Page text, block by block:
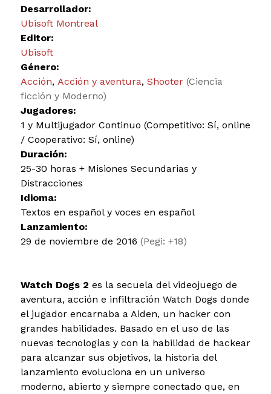
Desarrollador:
Ubisoft Montreal
Editor:
Ubisoft
Género:
Acción, Acción y aventura, Shooter (Ciencia
ficción y Moderno)
Jugadores:
1 y Multijugador Continuo (Competitivo: Sí, online
/ Cooperativo: Sí, online)
Duración:
25-30 horas + Misiones Secundarias y
Distracciones
Idioma:
Textos en español y voces en español
Lanzamiento:
29 de noviembre de 2016 (Pegi: +18)
Watch Dogs 2 es la secuela del videojuego de
aventura, acción e infiltración Watch Dogs donde
el jugador encarnaba a Aiden, un hacker con
grandes habilidades. Basado en el uso de las
nuevas tecnologías y con la habilidad de hackear
para alcanzar sus objetivos, la historia del
lanzamiento evoluciona en un universo
moderno, abierto y siempre conectado que, en